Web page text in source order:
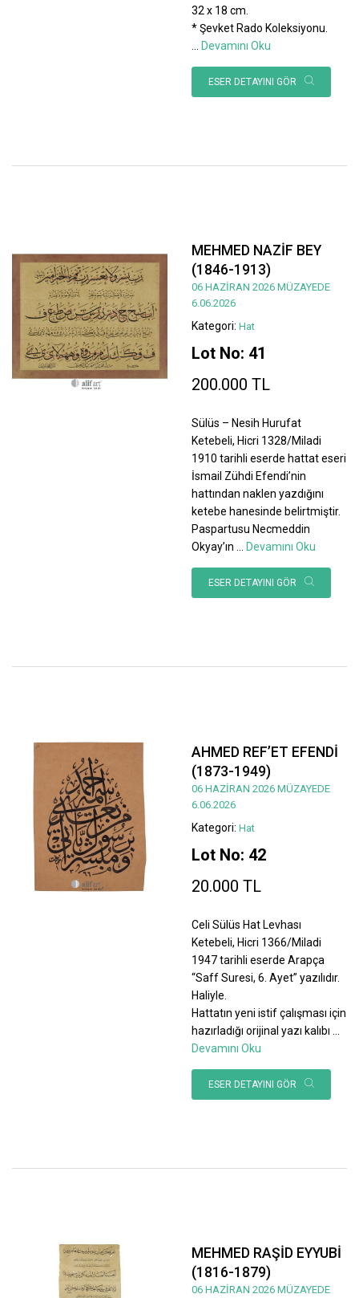
32 x 18 cm.
* Şevket Rado Koleksiyonu.
Devamını Oku
ESER DETAYINI GÖR
MEHMED NAZİF BEY
(1846-1913)
06 HAZİRAN 2026 MÜZAYEDE
6.06.2026
Kategori: Hat
Lot No: 41
200.000 TL
Sülüs – Nesih Hurufat
Ketebeli, Hicri 1328/Miladi
1910 tarihli eserde hattat eseri
İsmail Zühdi Efendi’nin
hattından naklen yazdığını
ketebe hanesinde belirtmiştir.
Paspartusu Necmeddin
Okyay’ın
Devamını Oku
ESER DETAYINI GÖR
AHMED REF’ET EFENDİ
(1873-1949)
06 HAZİRAN 2026 MÜZAYEDE
6.06.2026
Kategori: Hat
Lot No: 42
20.000 TL
Celi Sülüs Hat Levhası
Ketebeli, Hicri 1366/Miladi
1947 tarihli eserde Arapça
“Saff Suresi, 6. Ayet” yazılıdır.
Haliyle.
Hattatın yeni istif çalışması için
hazırladığı orijinal yazı kalıbı
Devamını Oku
ESER DETAYINI GÖR
MEHMED RAŞİD EYYUBİ
(1816-1879)
06 HAZİRAN 2026 MÜZAYEDE